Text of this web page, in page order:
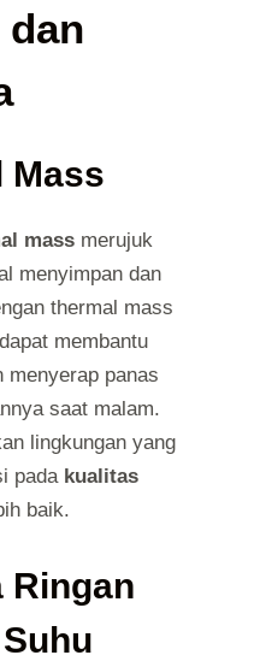
dan
Mass
mass merujuk
menyimpan dan
thermal mass
membantu
menyerap panas
saat malam.
lingkungan yang
pada kualitas
baik.
Ringan